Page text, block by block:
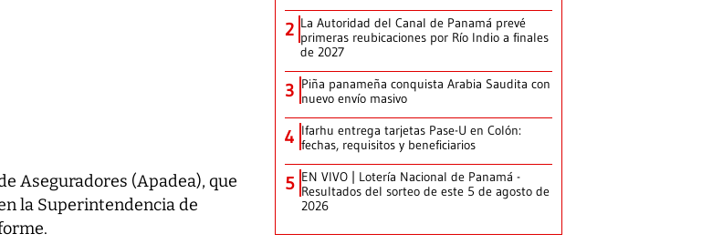
Aseguradores (Apadea), que
la Superintendencia de
2 La Autoridad del Canal de Panamá prevé
primeras reubicaciones por Río Indio a finales
de 2027
3 Piña panameña conquista Arabia Saudita con
nuevo envío masivo
4 Ifarhu entrega tarjetas Pase-U en Colón:
fechas, requisitos y beneficiarios
5 EN VIVO | Lotería Nacional de Panamá -
Resultados del sorteo de este 5 de agosto de
2026